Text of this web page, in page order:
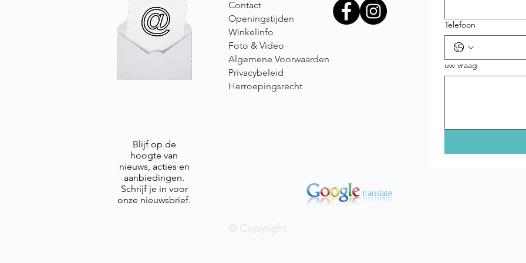
Blijf op de
hoogte van
nieuws, acties en
aanbiedingen.
Schrijf je in voor
onze nieuwsbrief.
Contact
Openingstijden
Winkelinfo
Foto & Video
Algemene Voorwaarden
Privacybeleid
Herroepingsrecht
Telefoon
uw vraag